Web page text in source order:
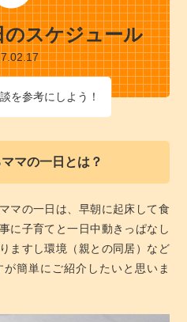
スケジュール
を参考にしよう！
マの一日とは？
マの一日は、早朝に起床して食
に子育てと一日中動きっぱなし
ますし環境（親との同居）など
簡単にご紹介したいと思いま